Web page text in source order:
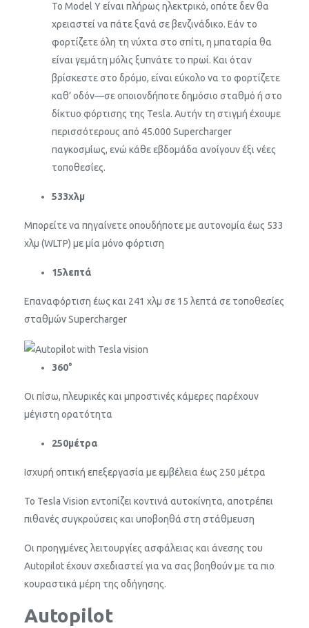
Το Model Y είναι πλήρως ηλεκτρικό, οπότε δεν θα
χρειαστεί να πάτε ξανά σε βενζινάδικο. Εάν το
φορτίζετε όλη τη νύχτα στο σπίτι, η μπαταρία θα
είναι γεμάτη μόλις ξυπνάτε το πρωί. Και όταν
βρίσκεστε στο δρόμο, είναι εύκολο να το φορτίζετε
καθ’ οδόν—σε οποιονδήποτε δημόσιο σταθμό ή στο
δίκτυο φόρτισης της Tesla. Αυτήν τη στιγμή έχουμε
περισσότερους από 45.000 Supercharger
παγκοσμίως, ενώ κάθε εβδομάδα ανοίγουν έξι νέες
τοποθεσίες.
533χλμ
Μπορείτε να πηγαίνετε οπουδήποτε με αυτονομία έως 533
χλμ (WLTP) με μία μόνο φόρτιση
15λεπτά
Επαναφόρτιση έως και 241 χλμ σε 15 λεπτά σε τοποθεσίες
σταθμών Supercharger
360°
Οι πίσω, πλευρικές και μπροστινές κάμερες παρέχουν
μέγιστη ορατότητα
250μέτρα
Ισχυρή οπτική επεξεργασία με εμβέλεια έως 250 μέτρα
Το Tesla Vision εντοπίζει κοντινά αυτοκίνητα, αποτρέπει
πιθανές συγκρούσεις και υποβοηθά στη στάθμευση
Οι προηγμένες λειτουργίες ασφάλειας και άνεσης του
Autopilot έχουν σχεδιαστεί για να σας βοηθούν με τα πιο
κουραστικά μέρη της οδήγησης.
Autopilot